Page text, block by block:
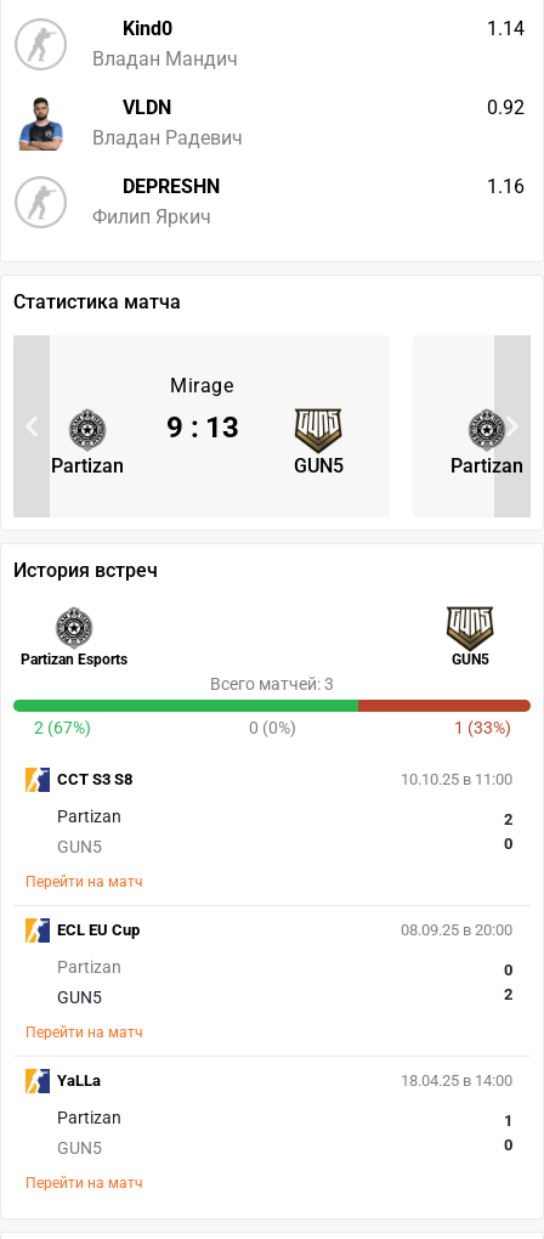
Kind0
Владан Мандич
1.14
VLDN
Владан Радевич
0.92
DEPRESHN
Филип Яркич
1.16
Статистика матча
Mirage
Partizan GUN5
9 : 13
Partizan
История встреч
Partizan Esports GUN5
Всего матчей: 3
2 (67%) 0 (0%) 1 (33%)
10.10.25 в 11:00
Partizan
GUN5
2
0
Перейти на матч
CCT S3 S8
08.09.25 в 20:00
Partizan
GUN5
0
2
Перейти на матч
ECL EU Cup
18.04.25 в 14:00
Partizan
GUN5
1
0
Перейти на матч
YaLLa